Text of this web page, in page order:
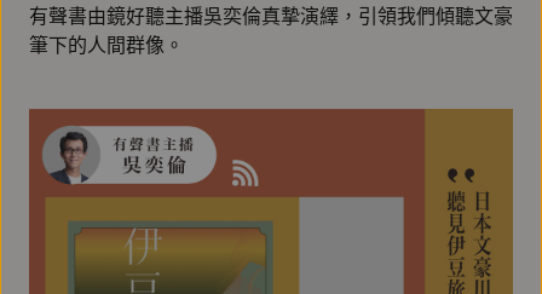
有聲書由鏡好聽主播吳奕倫真摯演繹，引領我們傾聽文豪
筆下的人間群像。